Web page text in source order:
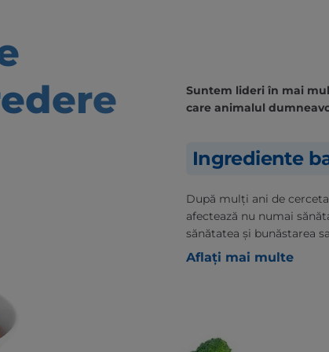
Suntem lideri în mai
care animalul
Ingrediente
După mulți ani de
afectează nu numai
sănătatea și bunăstarea
Aflați mai multe